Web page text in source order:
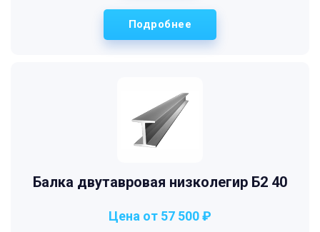
Подробнее
Балка двутавровая низколегир Б2 40
Цена от 57 500 ₽